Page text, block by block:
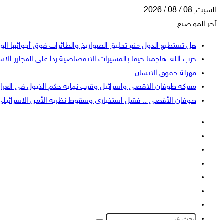
السبت, 08 / 08 / 2026
آخر المواضيع
هل تستطيع الدول منع تحليق الصواريخ والطائرات فوق أجوائها
حزب الله: هاجمنا حيفا بالمسيرات الانقضاضية ردا على المجازر
مهزلة حقوق الانسان
معركة طوفان الاقصى واسرائيل وقرب نهاية حكم الذيول في
طوفان الأقصى .. فشل استخباري وسقوط نظرية الأمن